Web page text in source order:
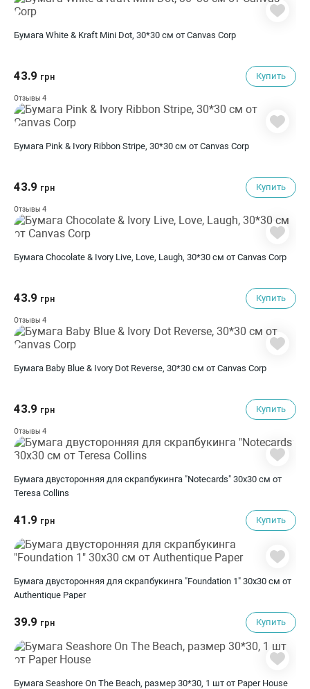
Бумага White & Kraft Mini Dot, 30*30 см от Canvas Corp
43.9 грн Купить
Отзывы 4
Бумага Pink & Ivory Ribbon Stripe, 30*30 см от Canvas Corp
43.9 грн Купить
Отзывы 4
Бумага Chocolate & Ivory Live, Love, Laugh, 30*30 см от Canvas Corp
43.9 грн Купить
Отзывы 4
Бумага Baby Blue & Ivory Dot Reverse, 30*30 см от Canvas Corp
43.9 грн Купить
Отзывы 4
Бумага двусторонняя для скрапбукинга "Notecards" 30х30 см от
Teresa Collins
41.9 грн Купить
Бумага двусторонняя для скрапбукинга "Foundation 1" 30х30 см от
Authentique Paper
39.9 грн Купить
Бумага Seashore On The Beach, размер 30*30, 1 шт от Paper House